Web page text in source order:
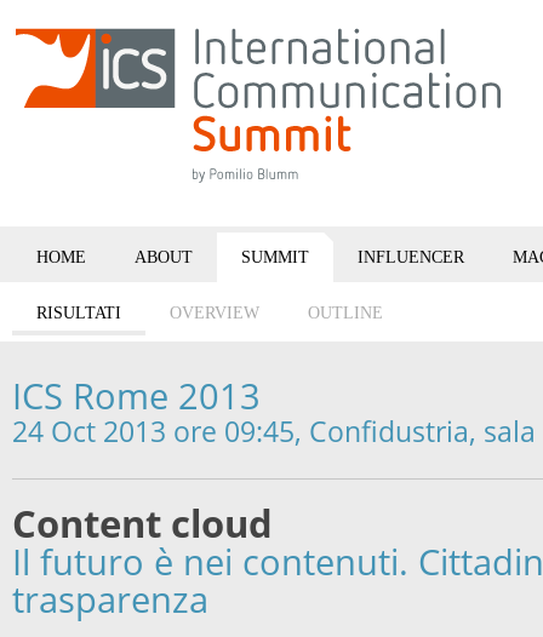
HOME ABOUT SUMMIT INFLUENCER
RISULTATI OVERVIEW OUTLINE
ICS Rome 2013
24 Oct 2013 ore 09:45, Confidustria,
Content cloud
Il futuro è nei contenuti.
trasparenza